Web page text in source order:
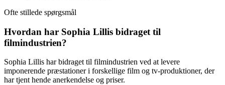
Ofte stillede spørgsmål
Hvordan har Sophia Lillis bidraget til
filmindustrien?
Sophia Lillis har bidraget til filmindustrien ved at levere
imponerende præstationer i forskellige film og tv-produktioner, der
har tjent hende anerkendelse og priser.